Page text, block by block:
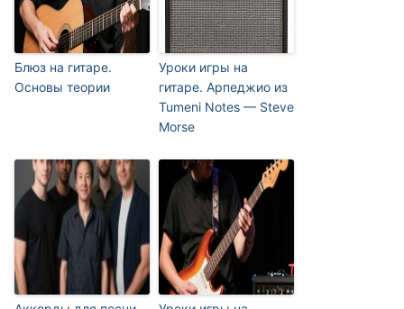
Блюз на гитаре.
Основы теории
Уроки игры на
гитаре. Арпеджио из
Tumeni Notes — Steve
Morse